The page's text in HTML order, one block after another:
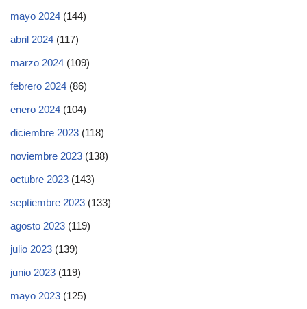
mayo 2024 (144)
abril 2024 (117)
marzo 2024 (109)
febrero 2024 (86)
enero 2024 (104)
diciembre 2023 (118)
noviembre 2023 (138)
octubre 2023 (143)
septiembre 2023 (133)
agosto 2023 (119)
julio 2023 (139)
junio 2023 (119)
mayo 2023 (125)